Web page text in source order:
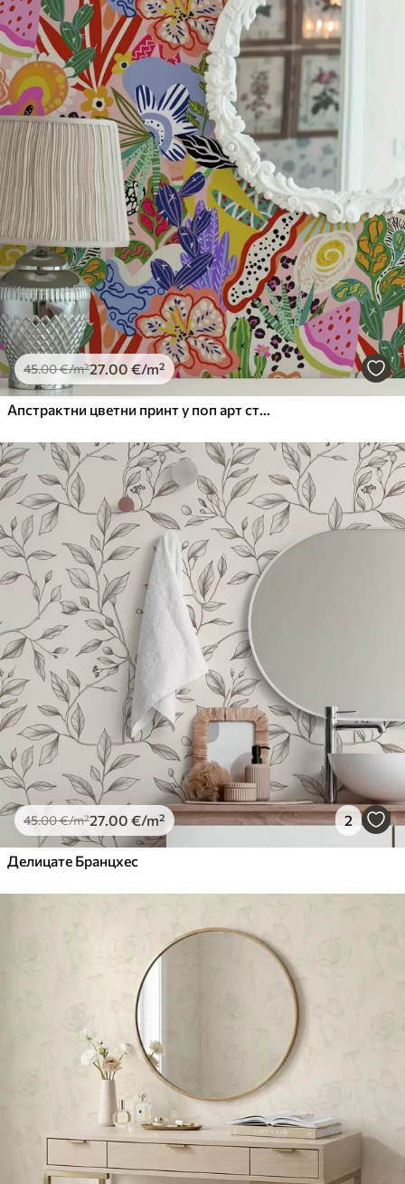
сунђером. Позадине са завршном
обрадом лакова могу се очистити
водом.
Метод примене Беспрекорна апликација
Доступни материјали
Standard
45 .00 27.00 /m²
Premium
56.6734.00€/m²
Premium Vinil
65.00 39.00€/m²
45.00€/m²27.00 €/m²
Апстрактни цветни принт у поп арт стилу
45.00€/m²27.00 €/m² 2
Делицате Бранцхес